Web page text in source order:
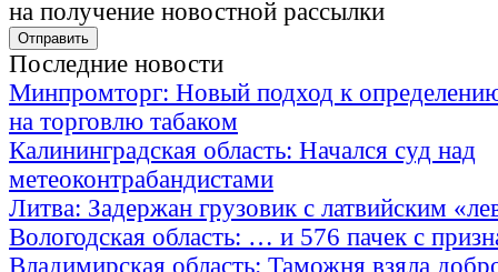
на получение новостной рассылки
Последние новости
Минпромторг: Новый подход к
на торговлю табаком
Калининградская область: Начался суд над
метеоконтрабандистами
Литва: Задержан грузовик с латвийским
Вологодская область: … и 576 пачек с
Владимирская область: Таможня взяла